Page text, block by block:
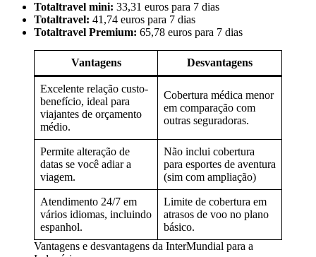
Totaltravel mini: 33,31 euros para 7 dias
Totaltravel: 41,74 euros para 7 dias
Totaltravel Premium: 65,78 euros para 7 dias
Vantagens Desvantagens
Excelente relação custo-
benefício, ideal para
viajantes de orçamento
médio.
Cobertura médica menor
em comparação com
outras seguradoras.
Permite alteração de
datas se você adiar a
viagem.
Não inclui cobertura
para esportes de aventura
(sim com ampliação)
Atendimento 24/7 em
vários idiomas, incluindo
espanhol.
Limite de cobertura em
atrasos de voo no plano
básico.
Vantagens e desvantagens da InterMundial para a